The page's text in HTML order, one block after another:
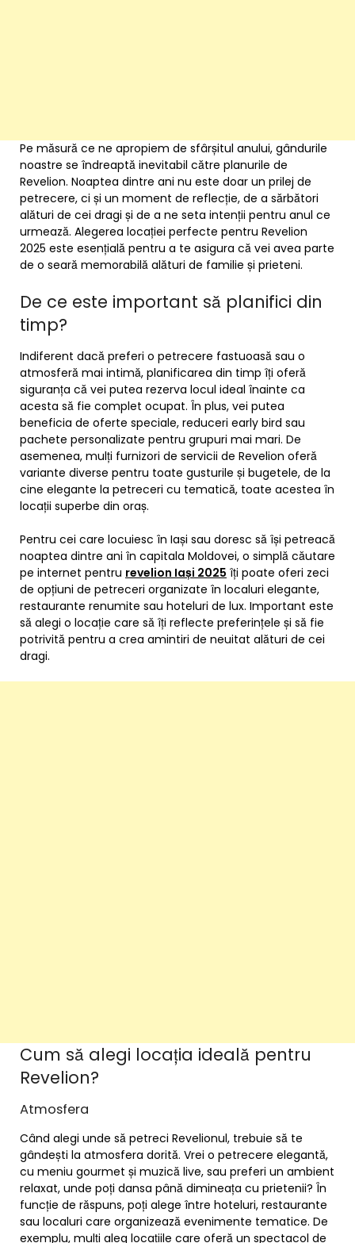
Pe măsură ce ne apropiem de sfârșitul anului, gândurile
noastre se îndreaptă inevitabil către planurile de
Revelion. Noaptea dintre ani nu este doar un prilej de
petrecere, ci și un moment de reflecție, de a sărbători
alături de cei dragi și de a ne seta intenții pentru anul ce
urmează. Alegerea locației perfecte pentru Revelion
2025 este esențială pentru a te asigura că vei avea parte
de o seară memorabilă alături de familie și prieteni.
De ce este important să planifici din
timp?
Indiferent dacă preferi o petrecere fastuoasă sau o
atmosferă mai intimă, planificarea din timp îți oferă
siguranța că vei putea rezerva locul ideal înainte ca
acesta să fie complet ocupat. În plus, vei putea
beneficia de oferte speciale, reduceri early bird sau
pachete personalizate pentru grupuri mai mari. De
asemenea, mulți furnizori de servicii de Revelion oferă
variante diverse pentru toate gusturile și bugetele, de la
cine elegante la petreceri cu tematică, toate acestea în
locații superbe din oraș.
Pentru cei care locuiesc în Iași sau doresc să își petreacă
noaptea dintre ani în capitala Moldovei, o simplă căutare
pe internet pentru revelion Iași 2025 îți poate oferi zeci
de opțiuni de petreceri organizate în localuri elegante,
restaurante renumite sau hoteluri de lux. Important este
să alegi o locație care să îți reflecte preferințele și să fie
potrivită pentru a crea amintiri de neuitat alături de cei
dragi.
Cum să alegi locația ideală pentru
Revelion?
Atmosfera
Când alegi unde să petreci Revelionul, trebuie să te
gândești la atmosfera dorită. Vrei o petrecere elegantă,
cu meniu gourmet și muzică live, sau preferi un ambient
relaxat, unde poți dansa până dimineața cu prietenii? În
funcție de răspuns, poți alege între hoteluri, restaurante
sau localuri care organizează evenimente tematice. De
exemplu, mulți aleg locațiile care oferă un spectacol de